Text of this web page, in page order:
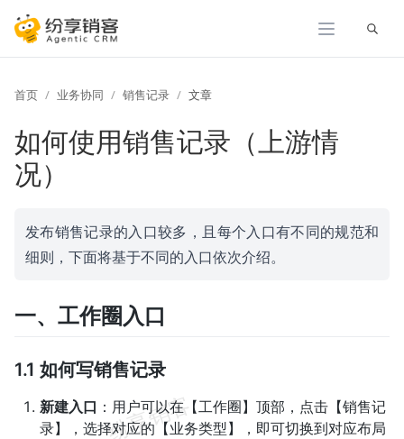
展开
首页 业务协同 销售记录 文章
如何使用销售记录（上游情
况）
发布销售记录的入口较多，且每个入口有不同的规范和
细则，下面将基于不同的入口依次介绍。
一、工作圈入口
1.1 如何写销售记录
新建入口 ：用户可以在【工作圈】顶部，点击【销售记
录】，选择对应的【业务类型】，即可切换到对应布局